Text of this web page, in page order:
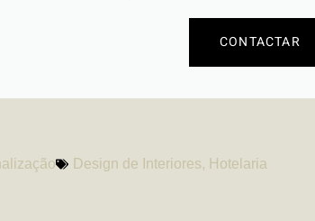
CONTACTAR
Design de Interiores, Hotelaria